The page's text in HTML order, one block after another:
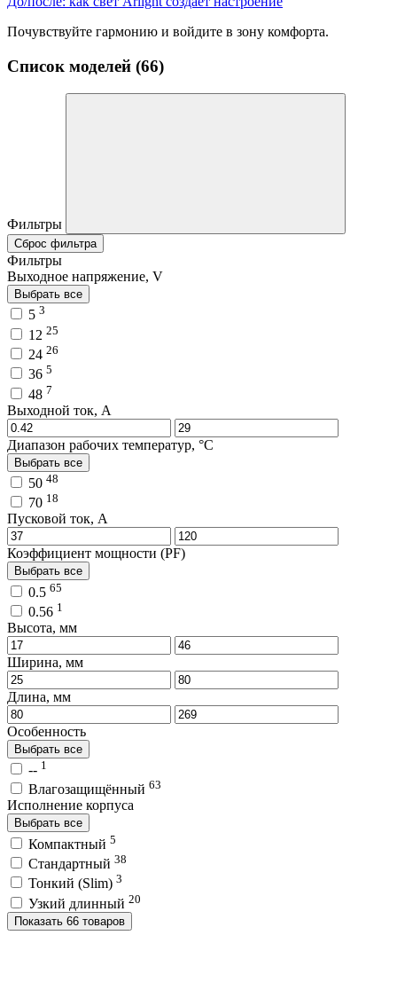
Почувствуйте гармонию и войдите в зону комфорта.
Список моделей (66)
Фильтры
Сброс фильтра
Фильтры
Выходное напряжение, V
Выбрать все
5 3
12 25
24 26
36 5
48 7
Выходной ток, A
Диапазон рабочих температур, °C
Выбрать все
50 48
70 18
Пусковой ток, A
Коэффициент мощности (PF)
Выбрать все
0.5 65
0.56 1
Высота, мм
Ширина, мм
Длина, мм
Особенность
Выбрать все
-- 1
Влагозащищённый 63
Исполнение корпуса
Выбрать все
Компактный 5
Стандартный 38
Тонкий (Slim) 3
Узкий длинный 20
Показать 66 товаров